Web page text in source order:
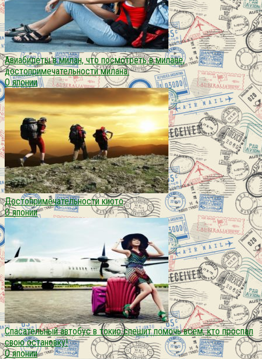
Авиабилеты в милан, что посмотреть в милане,
достопримечательности милана.
О японии
Достопримечательности киото
О японии
Спасательный автобус в токио спешит помочь всем, кто проспал
свою остановку!
О японии